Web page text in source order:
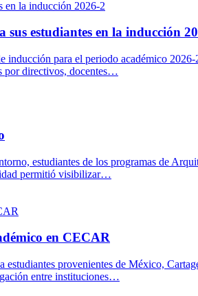
estudiantes en la inducción
para el periodo académico
por directivos, docentes…
estudiantes de los programas de
permitió visibilizar…
en CECAR
provenientes de México,
entre instituciones…